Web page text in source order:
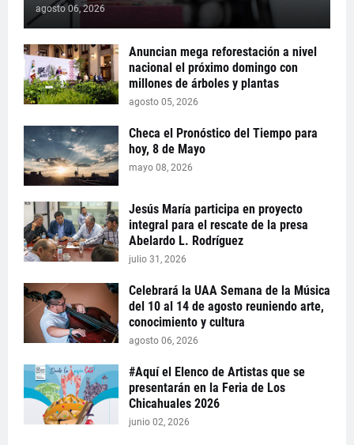
agosto 06, 2026
Anuncian mega reforestación a nivel
nacional el próximo domingo con
millones de árboles y plantas
agosto 05, 2026
Checa el Pronóstico del Tiempo para
hoy, 8 de Mayo
mayo 08, 2026
Jesús María participa en proyecto
integral para el rescate de la presa
Abelardo L. Rodríguez
julio 31, 2026
Celebrará la UAA Semana de la Música
del 10 al 14 de agosto reuniendo arte,
conocimiento y cultura
agosto 06, 2026
#Aquí el Elenco de Artistas que se
presentarán en la Feria de Los
Chicahuales 2026
junio 02, 2026